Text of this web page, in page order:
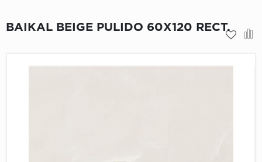
Керамическая плитка
BAIKAL BEIGE PULIDO 60X120 RECT.